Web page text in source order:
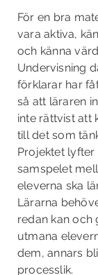
För en bra
vara aktiva,
och känna
Undervisning
förklarar har
så att läraren
inte rättvist att
till det som
Projektet
samspelet
eleverna ska
Lärarna
redan kan
utmana
dem, annars
processlik.